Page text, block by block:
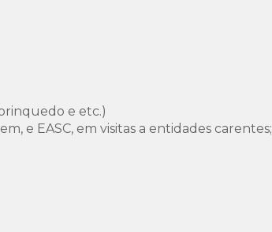
e etc.)
e EASC, em visitas a entidades carentes;